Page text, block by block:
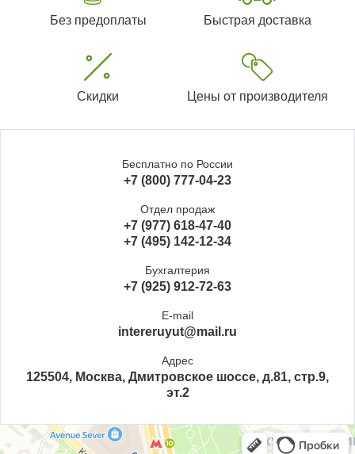
Без предоплаты Быстрая доставка
Скидки Цены от производителя
Бесплатно по России
+7 (800) 777-04-23
Отдел продаж
+7 (977) 618-47-40
+7 (495) 142-12-34
Бухгалтерия
+7 (925) 912-72-63
E-mail
intereruyut@mail.ru
Адрес
125504, Москва, Дмитровское шоссе, д.81, стр.9,
эт.2